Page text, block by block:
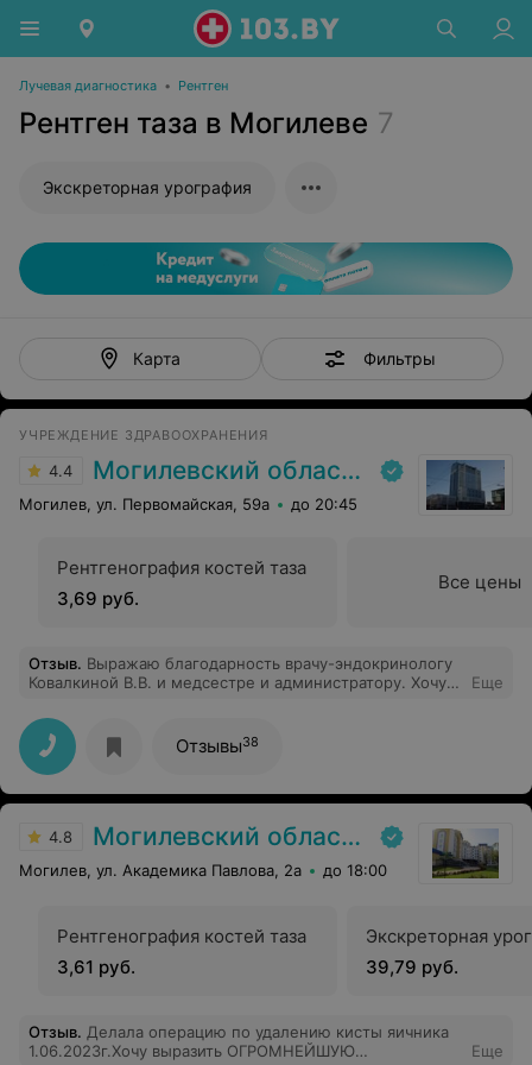
Лучевая диагностика • Рентген
Рентген таза в Могилеве 7
Экскреторная урография
Карта Фильтры
УЧРЕЖДЕНИЕ ЗДРАВООХРАНЕНИЯ
4.4 Могилевский областной лечебно-диагностический центр
Могилев, ул. Первомайская, 59а до 20:45
Рентгенография костей таза
3,69 руб.
Все цены
Отзыв. Выражаю благодарность врачу-эндокринологу
Ковалкиной В.В. и медсестре и администратору. Хочу
личной жизни больших успехов в труде.
Еще
Отзывы38
4.8 Могилевский областной онкологический диспансер
Могилев, ул. Академика Павлова, 2а до 18:00
Рентгенография костей таза
3,61 руб.
Экскреторная
39,79 руб.
Отзыв. Делала операцию по удалению кисты яичника
1.06.2023г.Хочу выразить ОГРОМНЕЙШУЮ
Еще